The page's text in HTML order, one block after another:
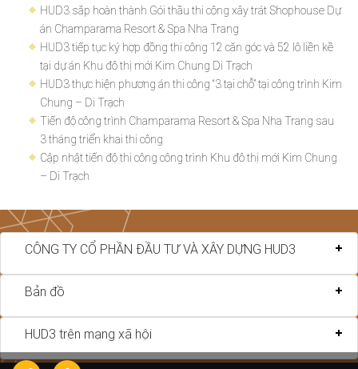
HUD3 sắp hoàn thành Gói thầu thi công xây trát Shophouse Dự
án Champarama Resort & Spa Nha Trang
HUD3 tiếp tục ký hợp đồng thi công 12 căn góc và 52 lô liền kề
tại dự án Khu đô thị mới Kim Chung Di Trạch
HUD3 thực hiện phương án thi công “3 tại chỗ” tại công trình Kim
Chung – Di Trạch
Tiến độ công trình Champarama Resort & Spa Nha Trang sau
3 tháng triển khai thi công
Cập nhật tiến độ thi công công trình Khu đô thị mới Kim Chung
– Di Trạch
CÔNG TY CỔ PHẦN ĐẦU TƯ VÀ XÂY DỰNG HUD3
Bản đồ
HUD3 trên mạng xã hội